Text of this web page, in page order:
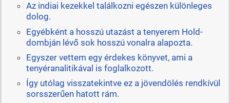
Az indiai kezekkel találkozni egészen különleges
dolog.
Egyébként a hosszú utazást a tenyerem Hold-
dombján lévő sok hosszú vonalra alapozta.
Egyszer vettem egy érdekes könyvet, ami a
tenyéranalitikával is foglalkozott.
Így utólag visszatekintve ez a jövendölés rendkívül
sorsszerűen hatott rám.